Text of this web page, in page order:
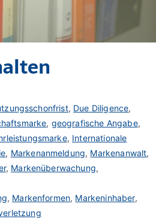
, Due Diligence,
, geografische Angabe,
, Internationale
, Markenanmeldung, Markenanwalt,
, Markenüberwachung,
, Markenformen, Markeninhaber,